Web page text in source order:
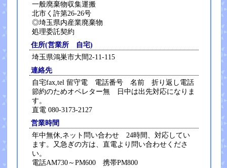
一般廃棄物収集運搬
北市く許第26-26号
◎埼玉県内産業廃棄物
処理委託契約
住所(営業所 自宅)
埼玉県鴻巣市大間2-11-115
連絡先
自宅fax,tel 留守電 電話番号 名前 折り返し電話
節約のためオペレター無 日中は出先対応になりま
す。
直電 080-3173-2127
営業時間
年中無休,ネット問い合わせ 24時間、対応してい
ます。又急ぎの方は、直電より問い合わせくださ
い。
電話AM730～PM600 携帯PM800